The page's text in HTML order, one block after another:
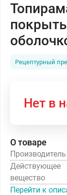
Рецептурный
Нет в
О товаре
Производитель
Действующее
вещество
Перейти к